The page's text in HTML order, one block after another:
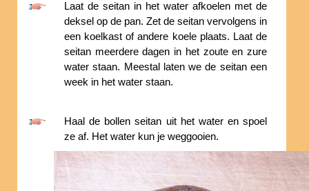
Laat de seitan in het water afkoelen met de
deksel op de pan. Zet de seitan vervolgens in
een koelkast of andere koele plaats. Laat de
seitan meerdere dagen in het zoute en zure
water staan. Meestal laten we de seitan een
week in het water staan.
Haal de bollen seitan uit het water en spoel
ze af. Het water kun je weggooien.